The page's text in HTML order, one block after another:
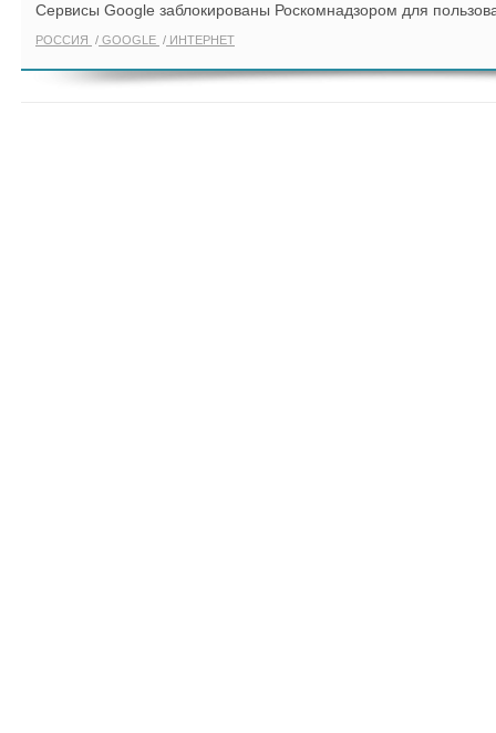
Сервисы Google заблокированы Роскомнадзором для
РОССИЯ GOOGLE ИНТЕРНЕТ